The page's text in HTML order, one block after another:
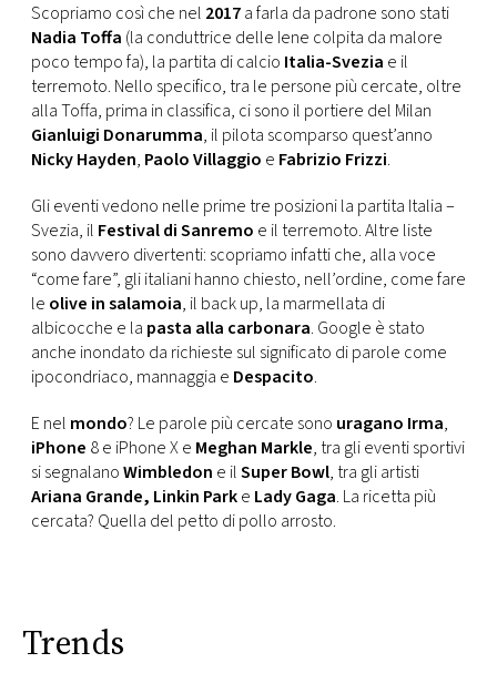
Scopriamo così che nel 2017a farla da padrone sono stati
Nadia Toffa (la conduttrice delle Iene colpita da malore
poco tempo fa), la partita di calcio Italia-Svezia e il
terremoto. Nello specifico, tra le persone più cercate, oltre
alla Toffa, prima in classifica, ci sono il portiere del Milan
Gianluigi Donarumma, il pilota scomparso quest’anno
Nicky Hayden, Paolo Villaggio e Fabrizio Frizzi.
Gli eventi vedono nelle prime tre posizioni la partita Italia –
Svezia, il Festival di Sanremo e il terremoto. Altre liste
sono davvero divertenti: scopriamo infatti che, alla voce
“come fare”, gli italiani hanno chiesto, nell’ordine, come fare
le olive in salamoia, il back up, la marmellata di
albicocche e la pasta alla carbonara. Google è stato
anche inondato da richieste sul significato di parole come
ipocondriaco, mannaggia e Despacito.
E nel mondo? Le parole più cercate sono uragano Irma,
iPhone 8 e iPhone X e Meghan Markle, tra gli eventi sportivi
si segnalanoWimbledon e ilSuper Bowl, tra gli artisti
Ariana Grande, Linkin Parke Lady Gaga. La ricetta più
cercata? Quella del petto di pollo arrosto.
Trends